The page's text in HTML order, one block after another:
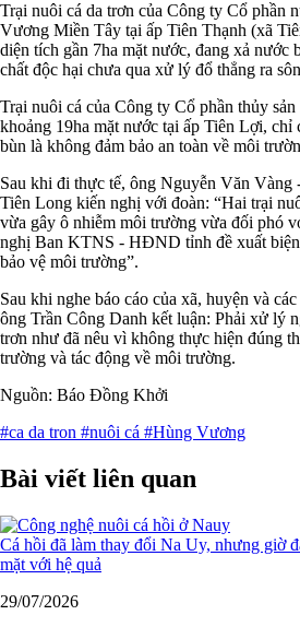
Trại nuôi cá da trơn của Công ty Cổ phần
Vương Miền Tây tại ấp Tiên Thạnh (xã
diện tích gần 7ha mặt nước, đang xả nước
chất độc hại chưa qua xử lý đổ thẳng ra
Trại nuôi cá của Công ty Cổ phần thủy
khoảng 19ha mặt nước tại ấp Tiên Lợi, chỉ
bùn là không đảm bảo an toàn về môi
Sau khi đi thực tế, ông Nguyễn Văn
Tiên Long kiến nghị với đoàn: “Hai trại
vừa gây ô nhiễm môi trường vừa đối phó
nghị Ban KTNS - HĐND tỉnh đề xuất
bảo vệ môi trường”.
Sau khi nghe báo cáo của xã, huyện và
ông Trần Công Danh kết luận: Phải xử lý
trơn như đã nêu vì không thực hiện đúng
trường và tác động về môi trường.
Nguồn: Báo Đồng Khởi
#ca da tron #nuôi cá #Hùng Vương
Bài viết liên quan
Cá hồi đã làm thay đổi Na Uy, nhưng giờ
mặt với hệ quả
29/07/2026